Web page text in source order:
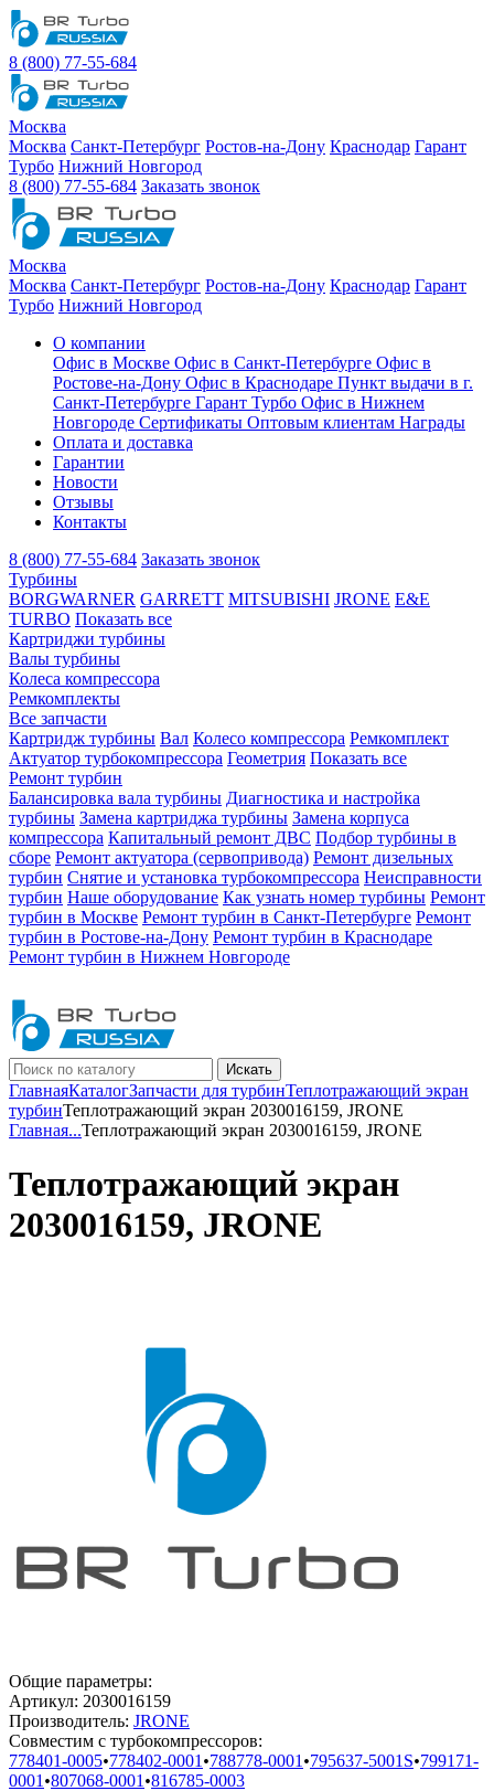
8 (800) 77-55-684
Москва
Москва Санкт-Петербург Ростов-на-Дону Краснодар Гарант
Турбо Нижний Новгород
8 (800) 77-55-684 Заказать звонок
Москва
Москва Санкт-Петербург Ростов-на-Дону Краснодар Гарант
Турбо Нижний Новгород
О компании
Офис в Москве Офис в Санкт-Петербурге Офис в
Ростове-на-Дону Офис в Краснодаре Пункт выдачи в г.
Санкт-Петербурге Гарант Турбо Офис в Нижнем
Новгороде Сертификаты Оптовым клиентам Награды
Оплата и доставка
Гарантии
Новости
Отзывы
Контакты
8 (800) 77-55-684 Заказать звонок
Турбины
BORGWARNER GARRETT MITSUBISHI JRONE E&E
TURBO Показать все
Картриджи турбины
Валы турбины
Колеса компрессора
Ремкомплекты
Все запчасти
Картридж турбины Вал Колесо компрессора Ремкомплект
Актуатор турбокомпрессора Геометрия Показать все
Ремонт турбин
Балансировка вала турбины Диагностика и настройка
турбины Замена картриджа турбины Замена корпуса
компрессора Капитальный ремонт ДВС Подбор турбины в
сборе Ремонт актуатора (сервопривода) Ремонт дизельных
турбин Снятие и установка турбокомпрессора Неисправности
турбин Наше оборудование Как узнать номер турбины Ремонт
турбин в Москве Ремонт турбин в Санкт-Петербурге Ремонт
турбин в Ростове-на-Дону Ремонт турбин в Краснодаре
Ремонт турбин в Нижнем Новгороде
Искать
ГлавнаяКаталогЗапчасти для турбинТеплотражающий экран
турбинТеплотражающий экран 2030016159, JRONE
Главная...Теплотражающий экран 2030016159, JRONE
Теплотражающий экран
2030016159, JRONE
Общие параметры:
Артикул: 2030016159
Производитель: JRONE
Совместим с турбокомпрессоров:
778401-0005•778402-0001 •788778-0001 •795637-5001S•799171-
0001 •807068-0001 •816785-0003